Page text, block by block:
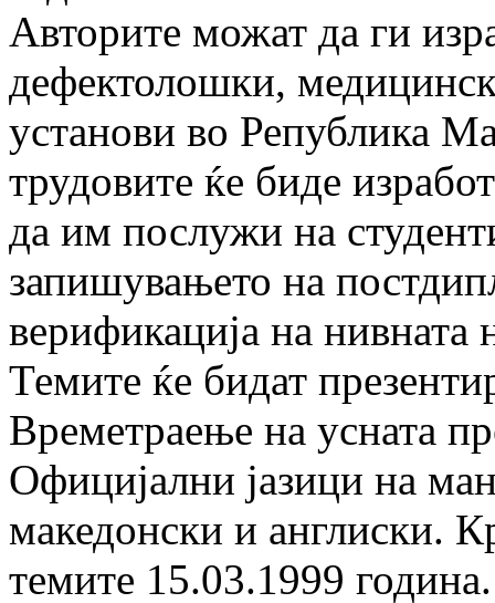
Авторите можат да ги
дефектолошки,
установи во Република
трудовите ќе биде
да им послужи на
запишувањето на
верификација на нивната
Темите ќе бидат
Времетраење на усната
Официјални јазици на
македонски и англиски.
темите 15.03.1999